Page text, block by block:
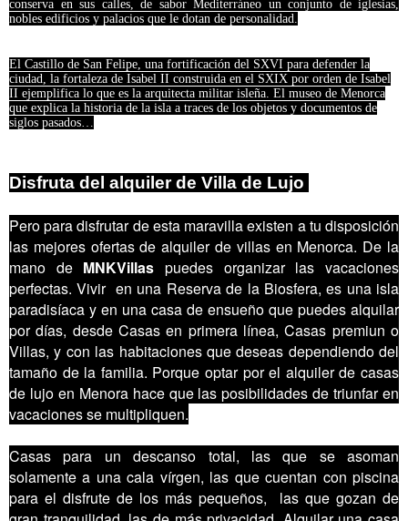
conserva en sus calles, de sabor Mediterráneo un conjunto de iglesias,
nobles edificios y palacios que le dotan de personalidad.
El Castillo de San Felipe, una fortificación del SXVI para defender la
ciudad, la fortaleza de Isabel II construida en el SXIX por orden de Isabel
II ejemplifica lo que es la arquitecta militar isleña. El museo de Menorca
que explica la historia de la isla a traces de los objetos y documentos de
siglos pasados…
Disfruta del alquiler de Villa de Lujo
Pero para disfrutar de esta maravilla existen a tu disposición
las mejores ofertas de alquiler de villas en Menorca. De la
mano de MNKVillaspuedes organizar las vacaciones
perfectas. Vivir en una Reserva de la Biosfera, es una isla
paradisíaca y en una casa de ensueño que puedes alquilar
por días, desde Casas en primera línea, Casas premiun o
Villas, y con las habitaciones que deseas dependiendo del
tamaño de la familia. Porque optar por el alquiler de casas
de lujo en Menora hace que las posibilidades de triunfar en
vacaciones se multipliquen.
Casas para un descanso total, las que se asoman
solamente a una cala vírgen, las que cuentan con piscina
para el disfrute de los más pequeños, las que gozan de